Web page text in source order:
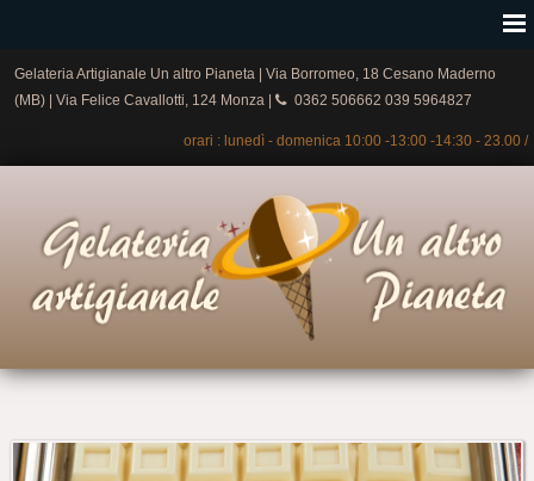
Gelateria Artigianale Un altro Pianeta | Via Borromeo, 18 Cesano Maderno
(MB) | Via Felice Cavallotti, 124 Monza |
0362 506662 039 5964827
orari : lunedì - domenica 10:00 -13:00 -14:30 - 23.00 /